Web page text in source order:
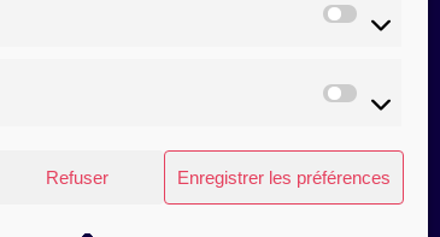
Refuser Enregistrer les préférences